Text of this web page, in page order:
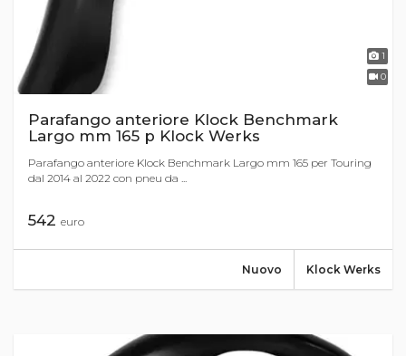
1
0
Parafango anteriore Klock Benchmark
Largo mm 165 p Klock Werks
Parafango anteriore Klock Benchmark Largo mm 165 per Touring
dal 2014 al 2022 con pneu da ...
542 euro
Klock Werks
Nuovo